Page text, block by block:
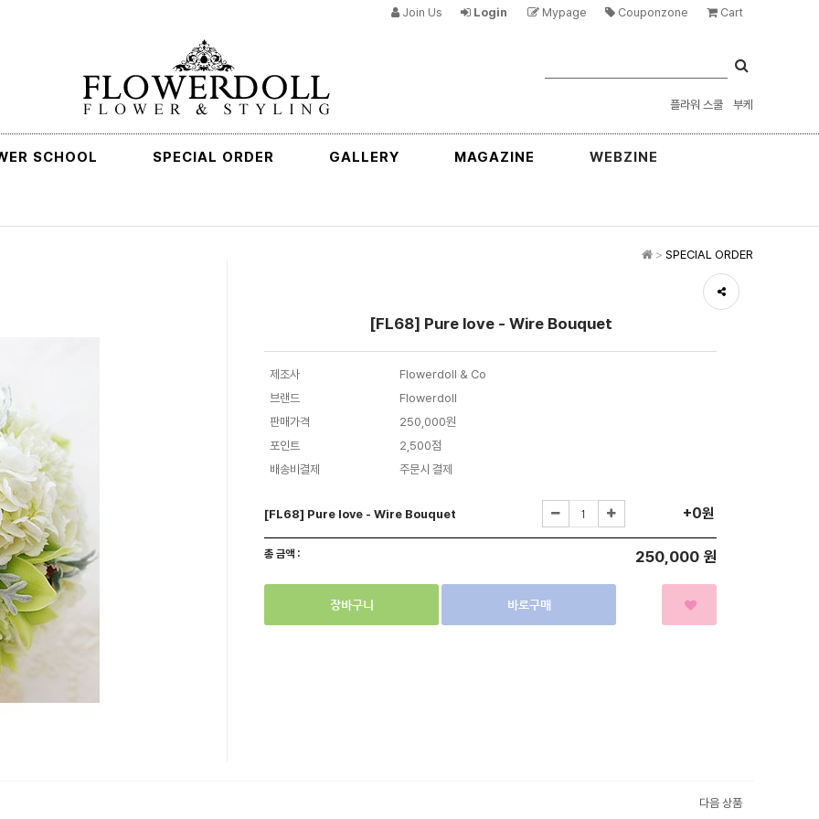
Join Us Login Mypage Couponzone Cart
플라워 스쿨 부케
SCHOOL SPECIAL ORDER GALLERY MAGAZINE WEBZINE
> SPECIAL ORDER
[FL68] Pure love - Wire Bouquet
제조사
Flowerdoll & Co
브랜드
Flowerdoll
판매가격
250,000원
포인트
2,500점
배송비결제
주문시 결제
[FL68] Pure love - Wire Bouquet +0원
총 금액 : 250,000 원
다음 상품